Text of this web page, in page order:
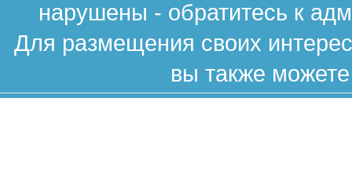
нарушены - обратитесь к
Для размещения своих
вы также